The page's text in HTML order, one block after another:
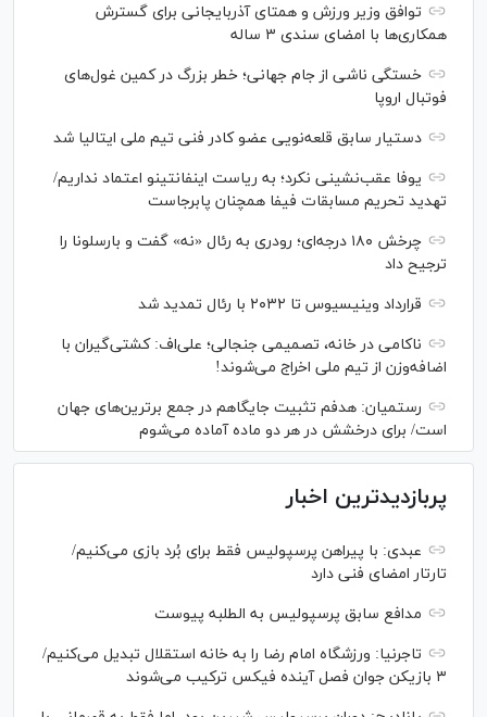
توافق وزیر ورزش و همتای آذربایجانی برای گسترش
همکاری‌ها با امضای سندی ۳ ساله
خستگی ناشی از جام جهانی؛ خطر بزرگ در کمین غول‌های
فوتبال اروپا
دستیار سابق قلعه‌نویی عضو کادر فنی تیم ملی ایتالیا شد
یوفا عقب‌نشینی نکرد؛ به ریاست اینفانتینو اعتماد نداریم/
تهدید تحریم مسابقات فیفا همچنان پابرجاست
چرخش ۱۸۰ درجه‌ای؛ رودری به رئال «نه» گفت و بارسلونا را
ترجیح داد
قرارداد وینیسیوس تا ۲۰۳۲ با رئال‌ تمدید شد
ناکامی در خانه، تصمیمی جنجالی؛ علی‌اف: کشتی‌گیران با
اضافه‌وزن از تیم ملی اخراج می‌شوند!
رستمیان: هدفم تثبیت جایگاهم در جمع برترین‌های جهان
است/ برای درخشش در هر دو ماده آماده می‌شوم
پربازدیدترین اخبار
عبدی: با پیراهن پرسپولیس فقط برای بُرد بازی می‌کنیم/
تارتار امضای فنی دارد
مدافع سابق پرسپولیس به الطلبه پیوست
تاجرنیا: ورزشگاه امام رضا را به خانه استقلال تبدیل می‌کنیم/
۳ بازیکن جوان فصل آینده فیکس ترکیب می‌شوند